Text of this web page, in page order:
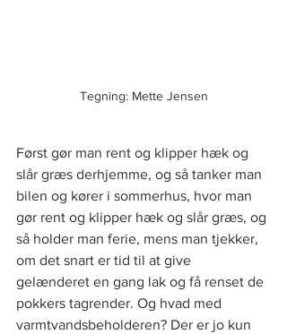
Tegning: Mette Jensen
Først gør man rent og klipper hæk og
slår græs derhjemme, og så tanker man
bilen og kører i sommerhus, hvor man
gør rent og klipper hæk og slår græs, og
så holder man ferie, mens man tjekker,
om det snart er tid til at give
gelænderet en gang lak og få renset de
pokkers tagrender. Og hvad med
varmtvandsbeholderen? Der er jo kun